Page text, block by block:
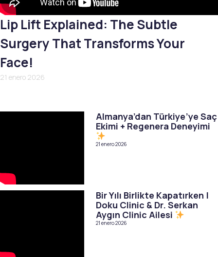
Lip Lift Explained: The Subtle
Surgery That Transforms Your
Face!
21 enero 2026
Almanya’dan Türkiye’ye Saç
Ekimi + Regenera Deneyimi
21 enero 2026
Bir Yılı Birlikte Kapatırken |
Doku Clinic & Dr. Serkan
Aygın Clinic Ailesi
21 enero 2026